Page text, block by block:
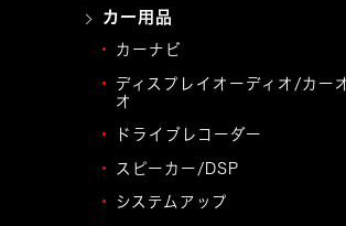
カー用品
カーナビ
ディスプレイオーディオ/カー
オ
ドライブレコーダー
スピーカー/DSP
システムアップ